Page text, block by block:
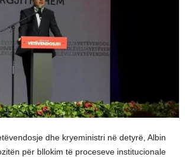
dhe kryeministri në detyrë, Albin
për bllokim të proceseve institucionale